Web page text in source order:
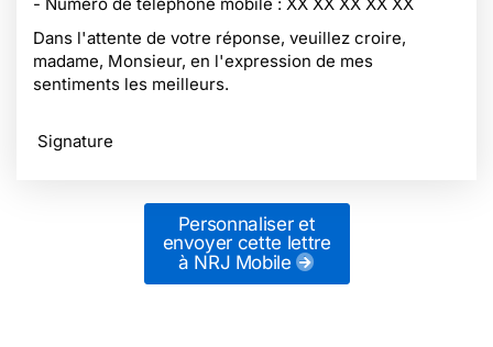
Dans l'attente de votre réponse, veuillez croire,
madame, Monsieur, en l'expression de mes
sentiments les meilleurs.
Signature
Personnaliser et
envoyer cette lettre
à NRJ Mobile